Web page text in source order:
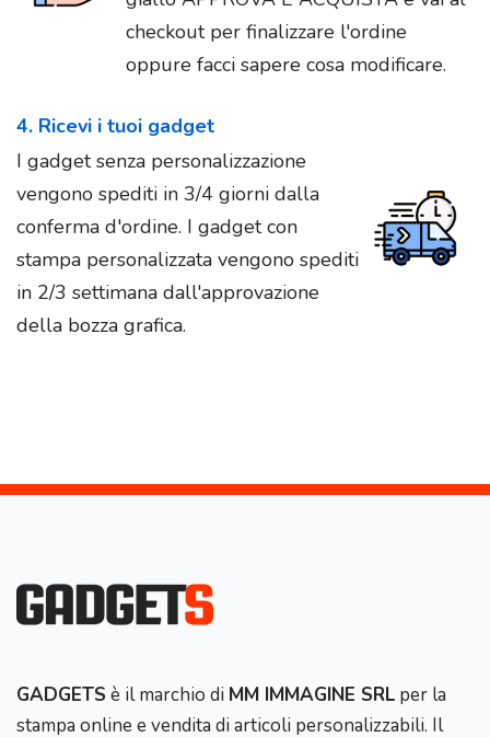
checkout per finalizzare l'ordine
oppure facci sapere cosa modificare.
4. Ricevi i tuoi gadget
I gadget senza personalizzazione
vengono spediti in 3/4 giorni dalla
conferma d'ordine. I gadget con
stampa personalizzata vengono spediti
in 2/3 settimana dall'approvazione
della bozza grafica.
GADGETS è il marchio di MM IMMAGINE SRL per la
stampa online e vendita di articoli personalizzabili. Il